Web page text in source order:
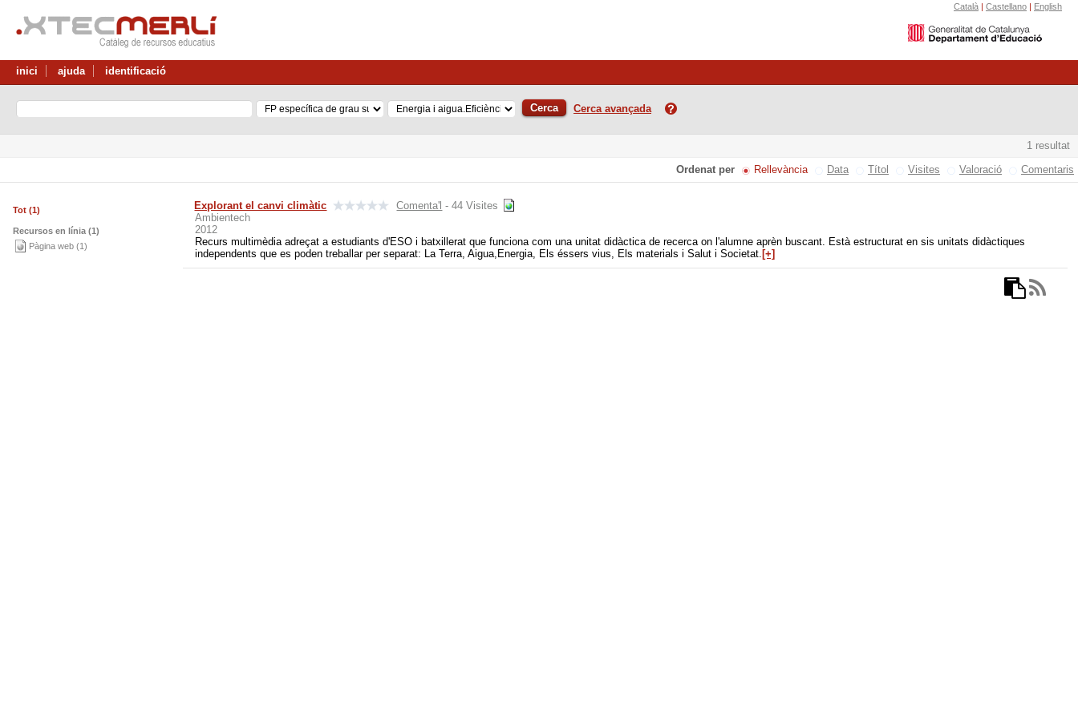
Català | Castellano | English
inici ajuda identificació
Cerca Cerca avançada
1 resultat
Ordenat per
Rellevància Data Títol Visites Valoració Comentaris
Tot (1)
Recursos en línia (1)
Pàgina web (1)
Explorant el canvi climàtic Comenta'l - 44 Visites
Ambientech
2012
Recurs multimèdia adreçat a estudiants d'ESO i batxillerat que funciona com una unitat didàctica de recerca on l'alumne aprèn buscant. Està estructurat en sis unitats didàctiques
independents que es poden treballar per separat: La Terra, Aigua,Energia, Els éssers vius, Els materials i Salut i Societat. [+]